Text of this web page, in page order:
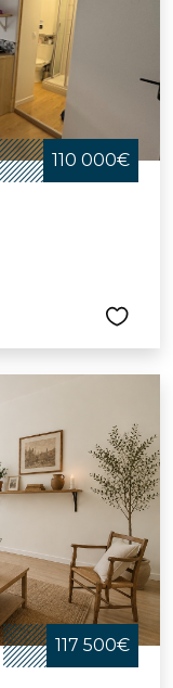
110 000€
117 500€